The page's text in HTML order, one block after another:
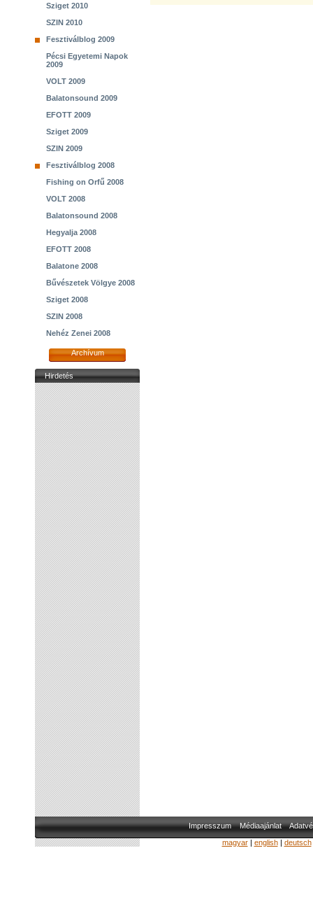
Sziget 2010
SZIN 2010
Fesztiválblog 2009
Pécsi Egyetemi Napok
2009
VOLT 2009
Balatonsound 2009
EFOTT 2009
Sziget 2009
SZIN 2009
Fesztiválblog 2008
Fishing on Orfű 2008
VOLT 2008
Balatonsound 2008
Hegyalja 2008
EFOTT 2008
Balatone 2008
Bűvészetek Völgye 2008
Sziget 2008
SZIN 2008
Nehéz Zenei 2008
Archívum
Hirdetés
Impresszum Médiaajánlat
magyar| english| deutsch